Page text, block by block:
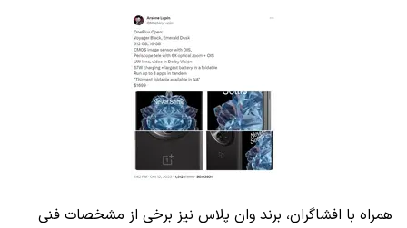
همراه با افشاگران، برند وان پلاس نیز برخی از مشخصات فنی